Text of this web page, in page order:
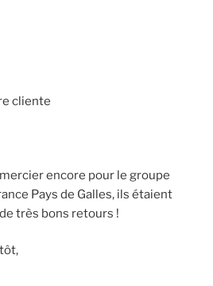
cliente
encore pour le groupe
Pays de Galles, ils étaient
très bons retours !